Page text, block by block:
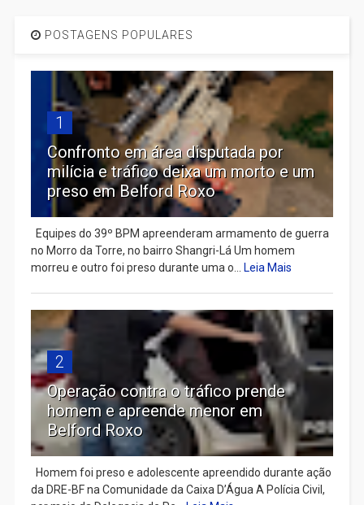
POSTAGENS POPULARES
1
Confronto em área disputada por
milícia e tráfico deixa um morto e um
preso em Belford Roxo
Equipes do 39º BPM apreenderam armamento de guerra
no Morro da Torre, no bairro Shangri-Lá Um homem
morreu e outro foi preso durante uma o... Leia Mais
2
Operação contra o tráfico prende
homem e apreende menor em
Belford Roxo
Homem foi preso e adolescente apreendido durante ação
da DRE-BF na Comunidade da Caixa D’Água A Polícia Civil,